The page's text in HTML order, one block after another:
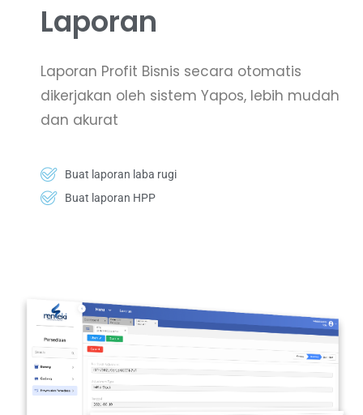
Laporan
Laporan Profit Bisnis secara otomatis
dikerjakan oleh sistem Yapos, lebih mudah
dan akurat
Buat laporan laba rugi
Buat laporan HPP